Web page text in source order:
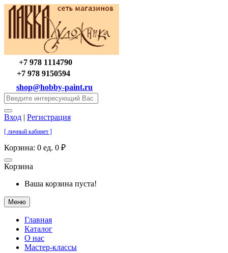
+7 978 1114790
+7 978 9150594
shop@hobby-paint.ru
Вход | Регистрация
[ личный кабинет ]
Корзина: 0 ед. 0 ₽
Корзина
Ваша корзина пуста!
Меню
Главная
Каталог
О нас
Мастер-классы